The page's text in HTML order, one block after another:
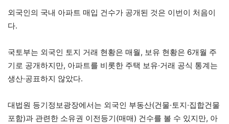
외국인의 국내 아파트 매입 건수가 공개된 것은 이번이 처음이
다.
국토부는 외국인 토지 거래 현황은 매월, 보유 현황은 6개월 주
기로 공개하지만, 아파트를 비롯한 주택 보유·거래 공식 통계는
생산·공표하지 않았다.
대법원 등기정보광장에서는 외국인 부동산(건물·토지·집합건물
포함)과 관련한 소유권 이전등기(매매) 건수를 볼 수 있지만, 아